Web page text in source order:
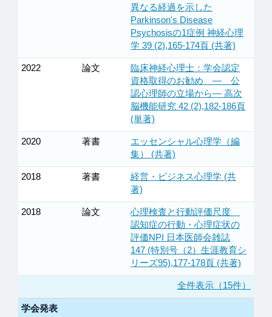
異なる経過を示した
Parkinson's Disease
Psychosisの1症例 神経心理
学 39 (2),165-174頁 (共著)
2022 論文
臨床神経心理士：学会認定
資格取得のお勧め ― 公
認心理師の立場から― 高次
脳機能研究 42 (2),182-186頁
(単著)
2020 著書
エッセンシャル心理学（編
集） (共著)
2018 著書
経営・ビジネス心理学 (共
著)
2018 論文
心理検査と行動評価尺度
認知症の行動・心理症状の
評価NPI 日本医師会雑誌
147 (特別号（2）生涯教育シ
リーズ95),177-178頁 (共著)
全件表示（15件）
学会発表